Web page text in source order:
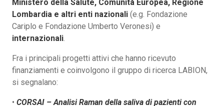
Ministero della Salute, Comunità Europea, Regione
Lombardia e altri enti nazionali (e.g. Fondazione
Cariplo e Fondazione Umberto Veronesi) e
internazionali
Fra i principali progetti attivi che hanno ricevuto
finanziamenti e coinvolgono il gruppo di ricerca LABION,
si segnalano:
• CORSAI – Analisi Raman della saliva di pazienti con